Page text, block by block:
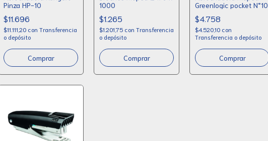
Pinza HP-10
$11.696
$11.111,20 con Transferencia
o depósito
1000
$1.265
$1.201,75 con Transferencia
o depósito
Greenlogic pocket N°10
$4.758
$4.520,10 con
Transferencia o depósito